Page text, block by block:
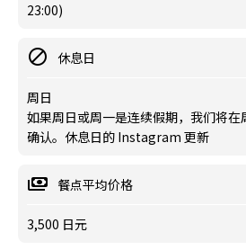
23:00)
休息日
周日
如果周日或周一是连续假期，我们将
确认。休息日的 Instagram 更新
餐点平均价格
3,500 日元